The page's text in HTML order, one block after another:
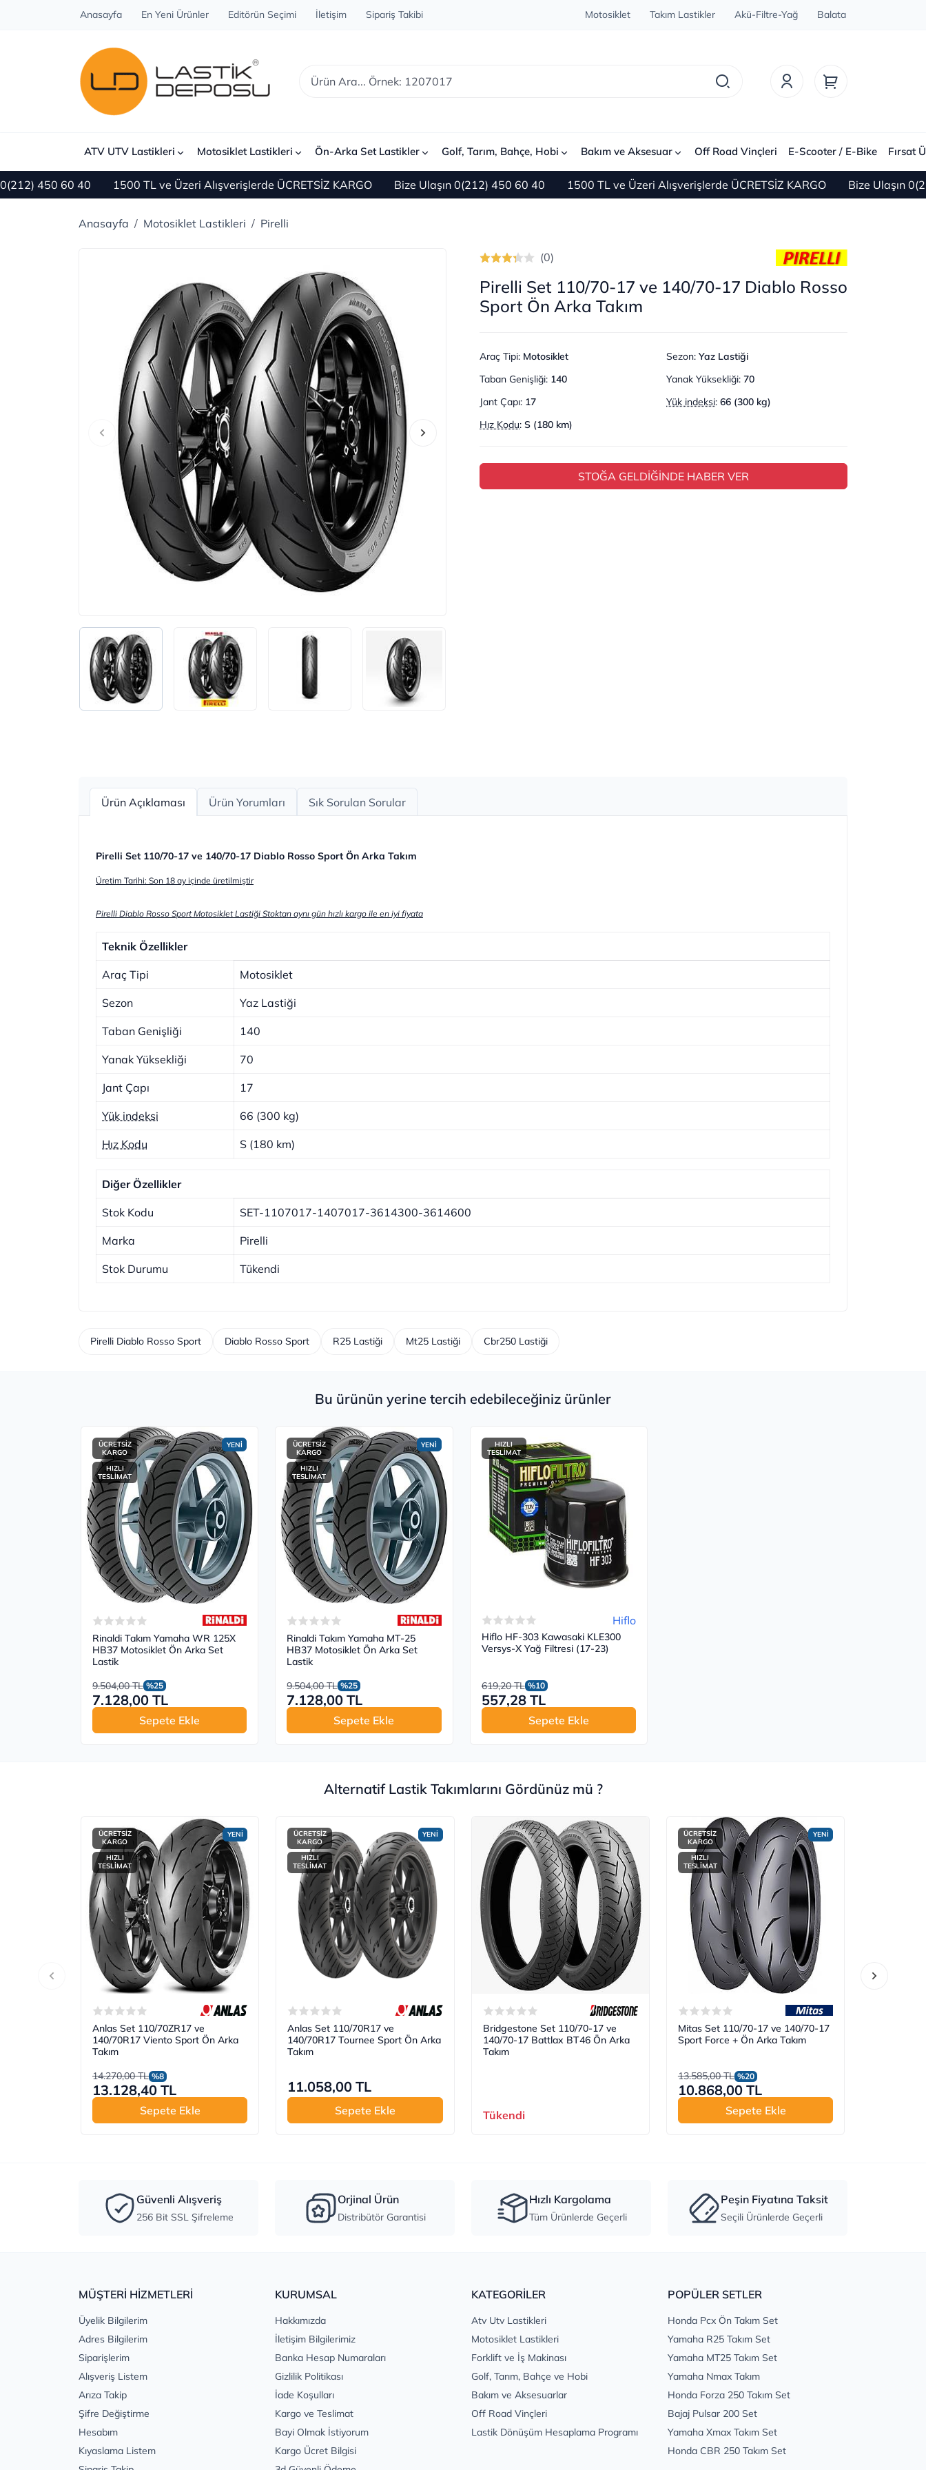
Anasayfa En Yeni Ürünler Editörün Seçimi İletişim Sipariş Takibi Motosiklet Takım Lastikler Akü-Filtre-Yağ Balata
ATV UTV Lastikleri Motosiklet Lastikleri Ön-Arka Set Lastikler Golf, Tarım, Bahçe, Hobi Bakım ve Aksesuar Off Road Vinçleri E-Scooter / E-Bike Fırsat
60 40 1500 TL ve Üzeri Alışverişlerde ÜCRETSİZ KARGO Bize Ulaşın 0(212) 450 60 40 1500 TL ve Üzeri Alışverişlerde ÜCRETSİZ KARGO Bize Ulaşın 0(212) 450
Anasayfa Motosiklet Lastikleri Pirelli
(0)
Pirelli Set 110/70-17 ve 140/70-17 Diablo Rosso
Sport Ön Arka Takım
Araç Tipi: Motosiklet Sezon: Yaz Lastiği
Taban Genişliği: 140 Yanak Yüksekliği: 70
Jant Çapı: 17 Yük indeksi: 66 (300 kg)
Hız Kodu: S (180 km)
STOĞA GELDİĞİNDE HABER VER
Ürün Açıklaması Ürün Yorumları Sık Sorulan Sorular
Pirelli Set 110/70-17 ve 140/70-17 Diablo Rosso Sport Ön Arka Takım
Üretim Tarihi: Son 18 ay içinde üretilmiştir
Pirelli Diablo Rosso Sport Motosiklet Lastiği Stoktan aynı gün hızlı kargo ile en iyi fiyata
Teknik Özellikler
Araç Tipi Motosiklet
Sezon Yaz Lastiği
Taban Genişliği 140
Yanak Yüksekliği 70
Jant Çapı 17
Yük indeksi 66 (300 kg)
Hız Kodu S (180 km)
Diğer Özellikler
Stok Kodu SET-1107017-1407017-3614300-3614600
Marka Pirelli
Stok Durumu Tükendi
Pirelli Diablo Rosso Sport Diablo Rosso Sport R25 Lastiği Mt25 Lastiği Cbr250 Lastiği
Bu ürünün yerine tercih edebileceğiniz ürünler
YENİ
ÜCRETSİZ
KARGO
HIZLI
TESLİMAT
Rinaldi Takım Yamaha WR 125X
HB37 Motosiklet Ön Arka Set
Lastik
9.504,00 TL %25
7.128,00 TL
Sepete Ekle
YENİ
ÜCRETSİZ
KARGO
HIZLI
TESLİMAT
Rinaldi Takım Yamaha MT-25
HB37 Motosiklet Ön Arka Set
Lastik
9.504,00 TL %25
7.128,00 TL
Sepete Ekle
HIZLI
TESLİMAT
Hiflo
Hiflo HF-303 Kawasaki KLE300
Versys-X Yağ Filtresi (17-23)
619,20 TL %10
557,28 TL
Sepete Ekle
Alternatif Lastik Takımlarını Gördünüz mü ?
YENİ
ÜCRETSİZ
KARGO
HIZLI
TESLİMAT
Anlas Set 110/70ZR17 ve
140/70R17 Viento Sport Ön Arka
Takım
14.270,00 TL %8
13.128,40 TL
Sepete Ekle
YENİ
ÜCRETSİZ
KARGO
HIZLI
TESLİMAT
Anlas Set 110/70R17 ve
140/70R17 Tournee Sport Ön Arka
Takım
11.058,00 TL
Sepete Ekle
Bridgestone Set 110/70-17 ve
140/70-17 Battlax BT46 Ön Arka
Takım
Tükendi
YENİ
ÜCRETSİZ
KARGO
HIZLI
TESLİMAT
Mitas Set 110/70-17 ve 140/70-17
Sport Force + Ön Arka Takım
13.585,00 TL %20
10.868,00 TL
Sepete Ekle
Güvenli Alışveriş
256 Bit SSL Şifreleme
Orjinal Ürün
Distribütör Garantisi
Hızlı Kargolama
Tüm Ürünlerde Geçerli
Peşin Fiyatına Taksit
Seçili Ürünlerde Geçerli
MÜŞTERİ HİZMETLERİ
Üyelik Bilgilerim
Adres Bilgilerim
Siparişlerim
Alışveriş Listem
Arıza Takip
Şifre Değiştirme
Hesabım
Kıyaslama Listem
KURUMSAL
Hakkımızda
İletişim Bilgilerimiz
Banka Hesap Numaraları
Gizlilik Politikası
İade Koşulları
Kargo ve Teslimat
Bayi Olmak İstiyorum
Kargo Ücret Bilgisi
KATEGORİLER
Atv Utv Lastikleri
Motosiklet Lastikleri
Forklift ve İş Makinası
Golf, Tarım, Bahçe ve Hobi
Bakım ve Aksesuarlar
Off Road Vinçleri
Lastik Dönüşüm Hesaplama Programı
POPÜLER SETLER
Honda Pcx Ön Takım Set
Yamaha R25 Takım Set
Yamaha MT25 Takım Set
Yamaha Nmax Takım
Honda Forza 250 Takım Set
Bajaj Pulsar 200 Set
Yamaha Xmax Takım Set
Honda CBR 250 Takım Set